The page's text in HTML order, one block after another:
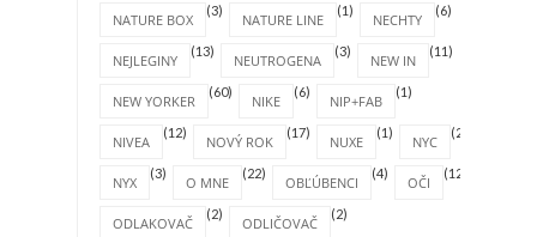
NATURE BOX
(3)
NATURE LINE
(1)
NECHTY
(6)
NEJLEGINY
(13)
NEUTROGENA
(3)
NEW IN
(11)
NEW YORKER
(60)
NIKE
(6)
NIP+FAB
(1)
NIVEA
(12)
NOVÝ ROK
(17)
NUXE
(1)
NYC
(2)
NYX
(3)
O MNE
(22)
OBĽÚBENCI
(4)
OČI
(12)
ODLAKOVAČ
(2)
ODLIČOVAČ
(2)